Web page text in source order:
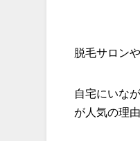
脱毛サロン
自宅にいな
が人気の理